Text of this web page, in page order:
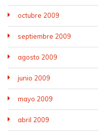
octubre 2009
septiembre 2009
agosto 2009
junio 2009
mayo 2009
abril 2009